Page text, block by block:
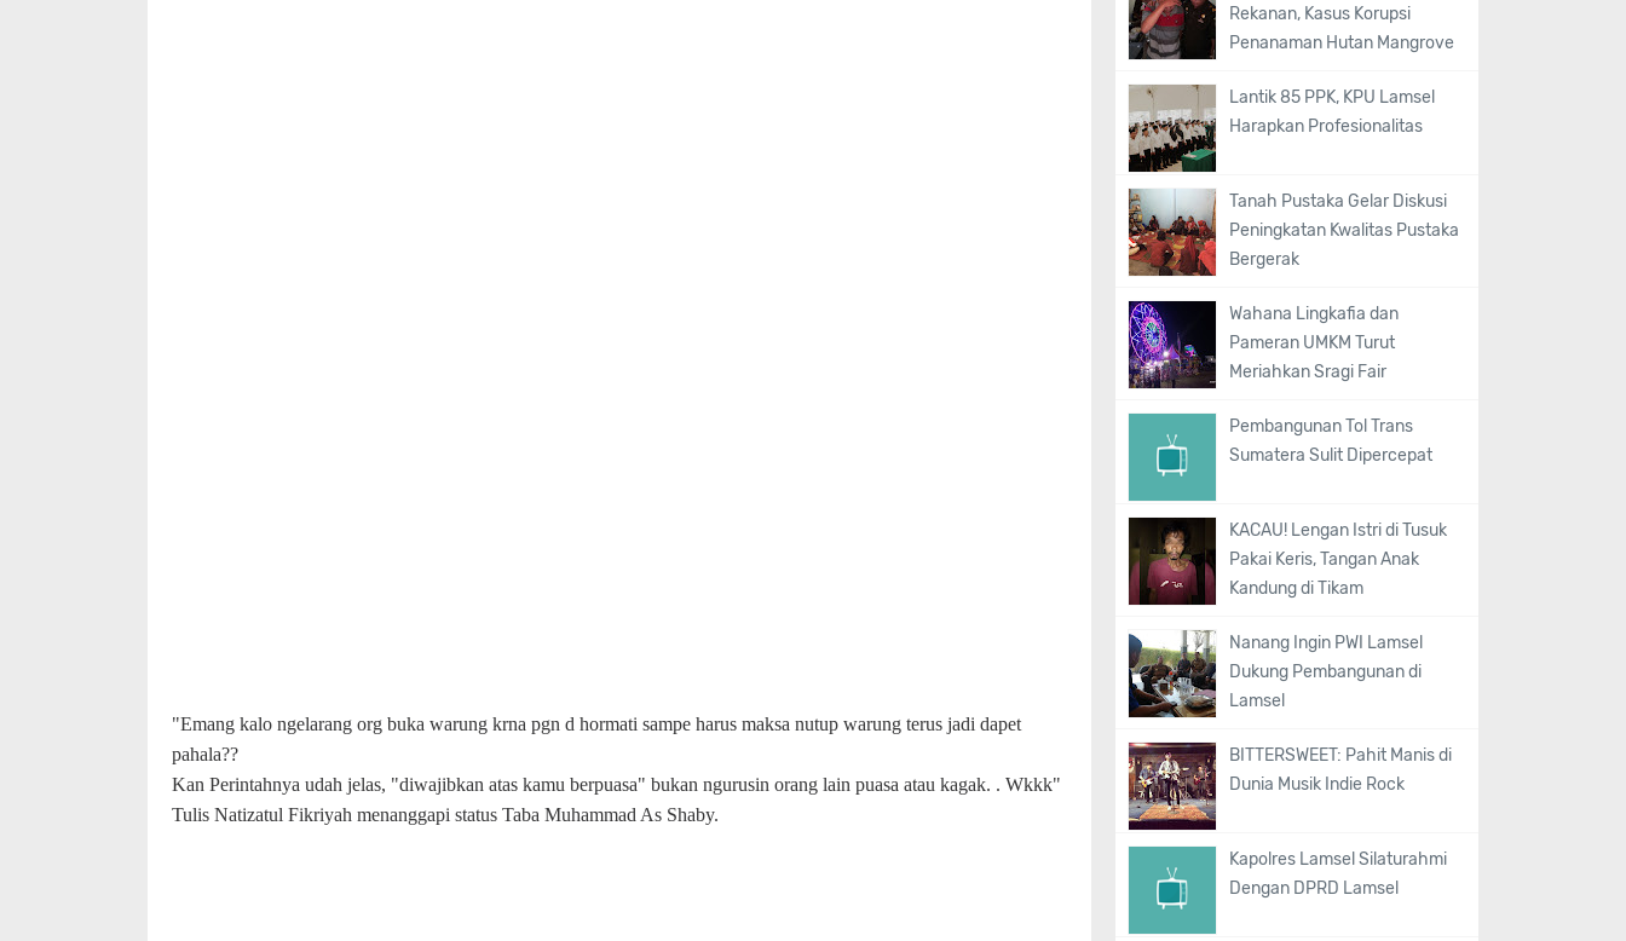
"Emang kalo ngelarang org buka warung krna pgn d hormati sampe harus maksa nutup warung terus jadi dapet
pahala??
Kan Perintahnya udah jelas, "diwajibkan atas kamu berpuasa" bukan ngurusin orang lain puasa atau kagak. . Wkkk"
Tulis Natizatul Fikriyah menanggapi status Taba Muhammad As Shaby.
Rekanan, Kasus Korupsi
Penanaman Hutan Mangrove
Lantik 85 PPK, KPU Lamsel
Harapkan Profesionalitas
Tanah Pustaka Gelar Diskusi
Peningkatan Kwalitas Pustaka
Bergerak
Wahana Lingkafia dan
Pameran UMKM Turut
Meriahkan Sragi Fair
Pembangunan Tol Trans
Sumatera Sulit Dipercepat
KACAU! Lengan Istri di Tusuk
Pakai Keris, Tangan Anak
Kandung di Tikam
Nanang Ingin PWI Lamsel
Dukung Pembangunan di
Lamsel
BITTERSWEET: Pahit Manis di
Dunia Musik Indie Rock
Kapolres Lamsel Silaturahmi
Dengan DPRD Lamsel